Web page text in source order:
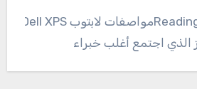
Reading Time: 2 minutesمواصفات لابتوب Dell XPS